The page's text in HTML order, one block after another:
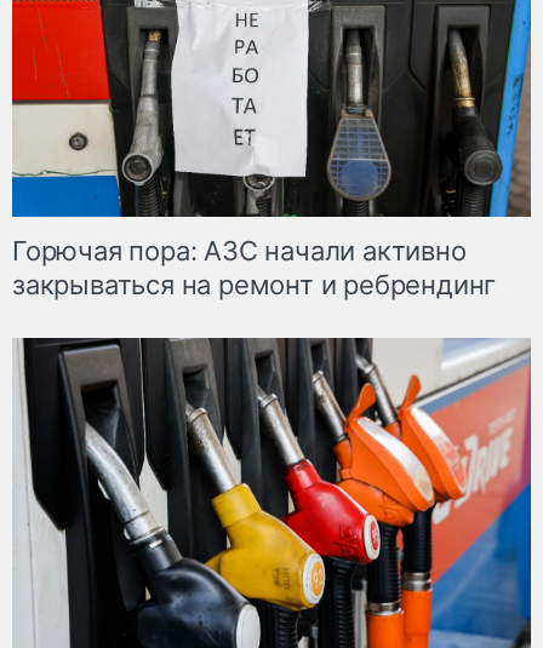
Горючая пора: АЗС начали активно
закрываться на ремонт и ребрендинг